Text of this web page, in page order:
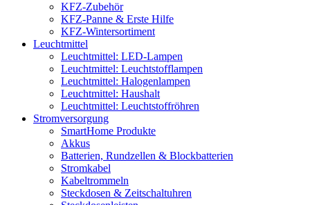
KFZ-Zubehör
KFZ-Panne & Erste Hilfe
KFZ-Wintersortiment
Leuchtmittel
Leuchtmittel: LED-Lampen
Leuchtmittel: Leuchtstofflampen
Leuchtmittel: Halogenlampen
Leuchtmittel: Haushalt
Leuchtmittel: Leuchtstoffröhren
Stromversorgung
SmartHome Produkte
Akkus
Batterien, Rundzellen & Blockbatterien
Stromkabel
Kabeltrommeln
Steckdosen & Zeitschaltuhren